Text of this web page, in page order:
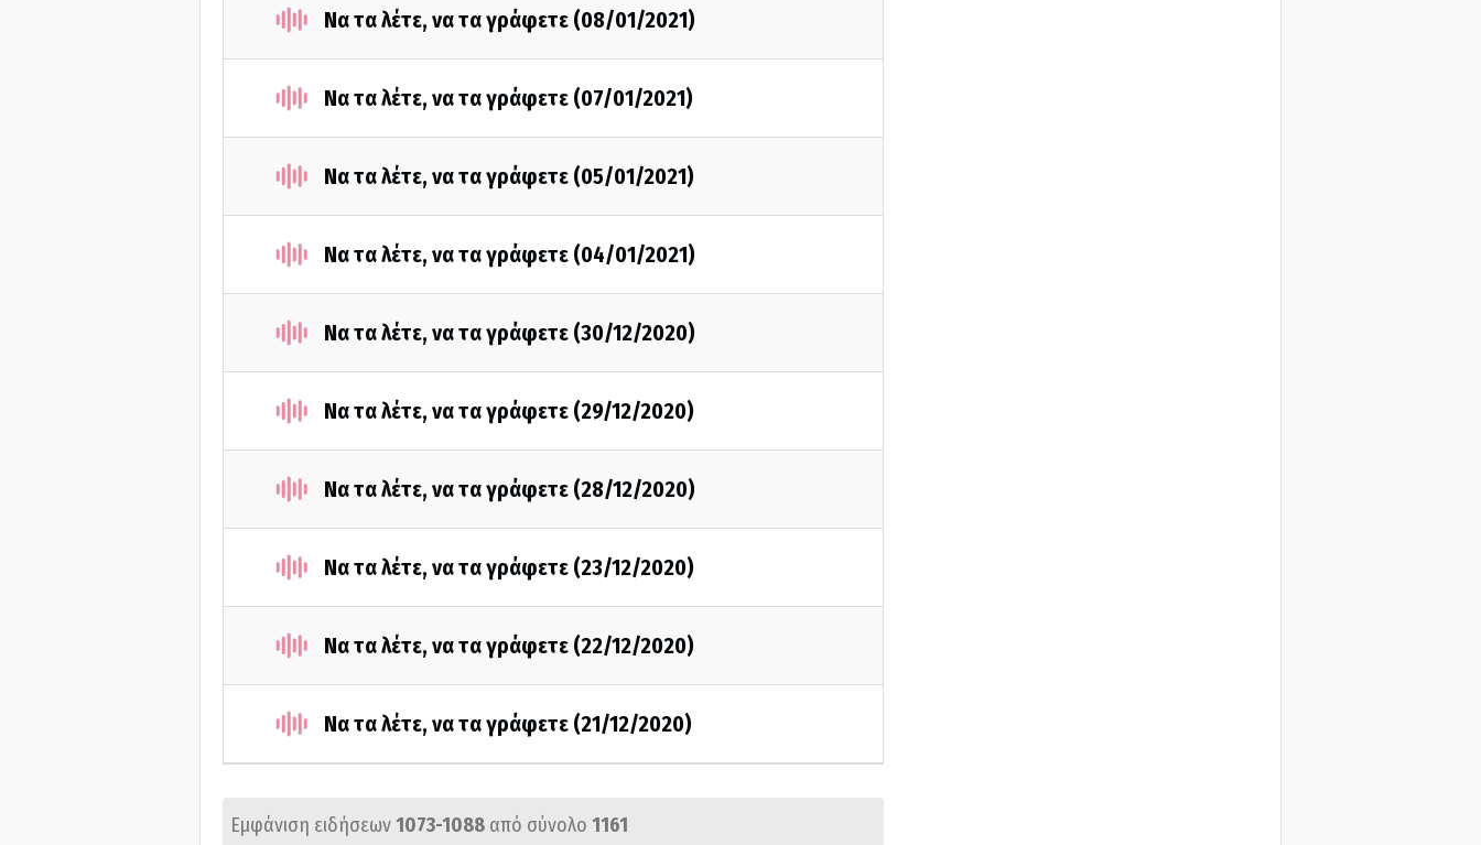
Να τα λέτε, να τα γράφετε (08/01/2021)
Να τα λέτε, να τα γράφετε (07/01/2021)
Να τα λέτε, να τα γράφετε (05/01/2021)
Να τα λέτε, να τα γράφετε (04/01/2021)
Να τα λέτε, να τα γράφετε (30/12/2020)
Να τα λέτε, να τα γράφετε (29/12/2020)
Να τα λέτε, να τα γράφετε (28/12/2020)
Να τα λέτε, να τα γράφετε (23/12/2020)
Να τα λέτε, να τα γράφετε (22/12/2020)
Να τα λέτε, να τα γράφετε (21/12/2020)
Εμφάνιση ειδήσεων1073-1088 από σύνολο 1161